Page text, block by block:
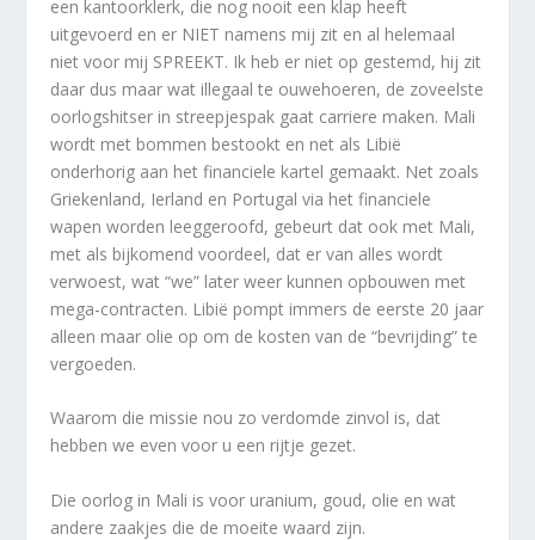
een kantoorklerk, die nog nooit een klap heeft
uitgevoerd en er NIET namens mij zit en al helemaal
niet voor mij SPREEKT. Ik heb er niet op gestemd, hij zit
daar dus maar wat illegaal te ouwehoeren, de zoveelste
oorlogshitser in streepjespak gaat carriere maken. Mali
wordt met bommen bestookt en net als Libië
onderhorig aan het financiele kartel gemaakt. Net zoals
Griekenland, Ierland en Portugal via het financiele
wapen worden leeggeroofd, gebeurt dat ook met Mali,
met als bijkomend voordeel, dat er van alles wordt
verwoest, wat “we” later weer kunnen opbouwen met
mega-contracten. Libië pompt immers de eerste 20 jaar
alleen maar olie op om de kosten van de “bevrijding” te
vergoeden.
Waarom die missie nou zo verdomde zinvol is, dat
hebben we even voor u een rijtje gezet.
Die oorlog in Mali is voor uranium, goud, olie en wat
andere zaakjes die de moeite waard zijn.